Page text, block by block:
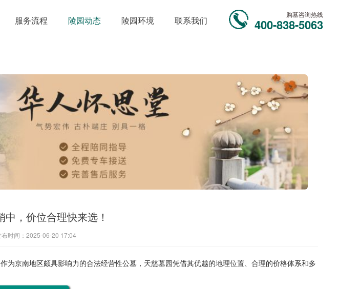
服务流程 陵园动态 陵园环境 联系我们
购墓咨询热线
400-838-5063
，价位合理快来选！
时间：2025-06-20 17:04
为京南地区颇具影响力的合法经营性公墓， 天慈墓园凭借其优越的地理位置、合理的价格体系和多